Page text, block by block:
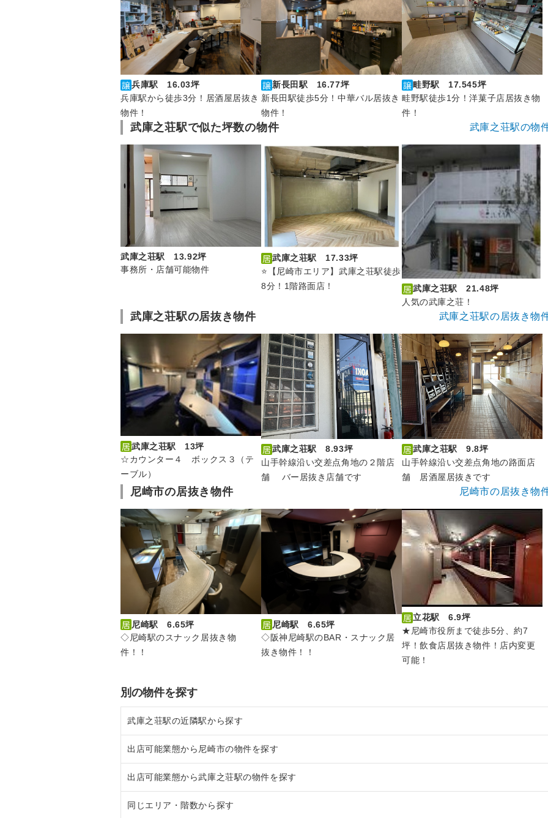
兵庫駅 16.03坪
兵庫駅から徒歩3分！居酒屋居抜き
物件！
新長田駅 16.77坪
新長田駅徒歩5分！中華バル居抜き
物件！
畦野駅 17.545坪
畦野駅徒歩1分！洋菓子店居抜き物
件！
武庫之荘駅で似た坪数の物件 武庫之荘駅の物
武庫之荘駅 13.92坪
事務所・店舗可能物件
武庫之荘駅 17.33坪
⭐【尼崎市エリア】武庫之荘駅徒歩
8分！1階路面店！
武庫之荘駅 21.48坪
人気の武庫之荘！
武庫之荘駅の居抜き物件 武庫之荘駅の居抜き物
武庫之荘駅 13坪
☆カウンター４ ボックス３（テ
ーブル）
武庫之荘駅 8.93坪
山手幹線沿い交差点角地の２階店
舗 バー居抜き店舗です
武庫之荘駅 9.8坪
山手幹線沿い交差点角地の路面店
舗 居酒屋居抜きです
尼崎市の居抜き物件 尼崎市の居抜き物
尼崎駅 6.65坪
◇尼崎駅のスナック居抜き物
件！！
尼崎駅 6.65坪
◇阪神尼崎駅のBAR・スナック居
抜き物件！！
立花駅 6.9坪
★尼崎市役所まで徒歩5分、約7
坪！飲食店居抜き物件！店内変更
可能！
別の物件を探す
武庫之荘駅の近隣駅から探す
西宮北口駅の店舗物件・貸店舗・テナント一覧
塚口駅の店舗物件・貸店舗・テナント一覧
夙川駅の店舗物件・貸店舗・テナント一覧
出店可能業態から尼崎市の物件を探す
尼崎市の重飲食を出店可能な店舗物件・貸店舗・テナント一覧
尼崎市の軽飲食を出店可能な店舗物件・貸店舗・テナント一覧
出店可能業態から武庫之荘駅の物件を探す
武庫之荘駅の重飲食を出店可能な店舗物件・貸店舗・テナント一覧
同じエリア・階数から探す